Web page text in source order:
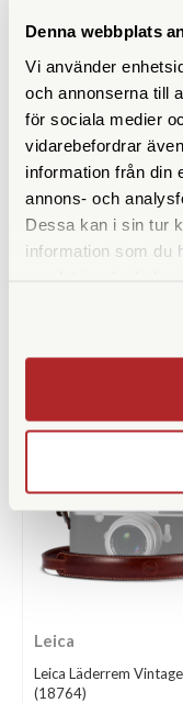
Denna webbplats
Vi använder
och annonserna till
för sociala medier
vidarebefordrar
information från din
annons- och
Dessa kan i sin tur
information som du
Leica
Leica Rope Strap -
Leica
Leica Läderrem
(18764)